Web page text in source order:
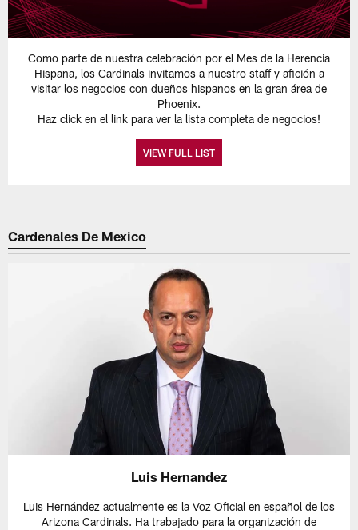
Como parte de nuestra celebración por el Mes de la Herencia
Hispana, los Cardinals invitamos a nuestro staff y afición a
visitar los negocios con dueños hispanos en la gran área de
Phoenix.
Haz click en el link para ver la lista completa de negocios!
VIEW FULL LIST
Cardenales De Mexico
Luis Hernandez
Luis Hernández actualmente es la Voz Oficial en español de los
Arizona Cardinals. Ha trabajado para la organización de